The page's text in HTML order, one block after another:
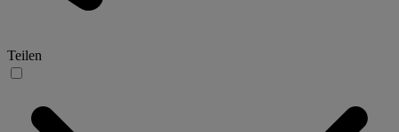
Teilen